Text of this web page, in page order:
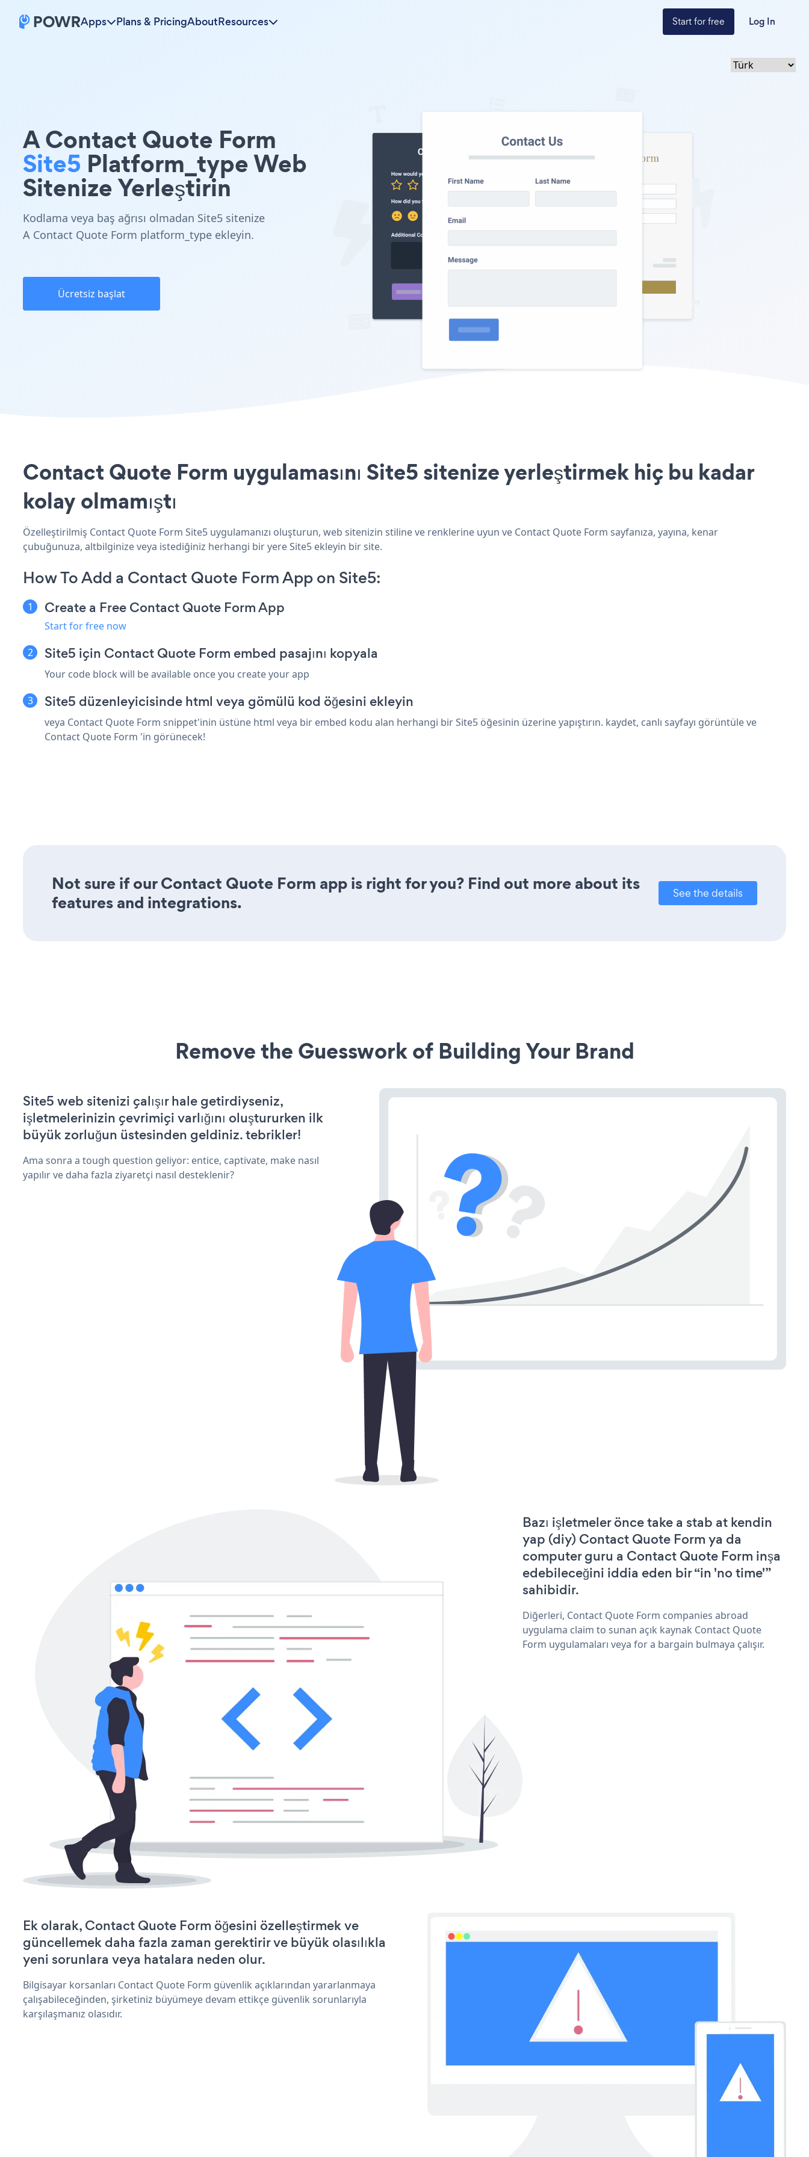
Apps Plans & PricingAboutResources Start for free Log In
A Contact Quote Form
Site5 Platform_type Web
Sitenize Yerleştirin
Kodlama veya baş ağrısı olmadan Site5 sitenize
A Contact Quote Form platform_type ekleyin.
Ücretsiz başlat
Contact Quote Form uygulamasını Site5 sitenize yerleştirmek hiç bu kadar
kolay olmamıştı
Özelleştirilmiş Contact Quote Form Site5 uygulamanızı oluşturun, web sitenizin stiline ve renklerine uyun ve Contact Quote Form sayfanıza, yayına, kenar
çubuğunuza, altbilginize veya istediğiniz herhangi bir yere Site5 ekleyin bir site.
How To Add a Contact Quote Form App on Site5:
Create a Free Contact Quote Form App
Start for free now
Site5 için Contact Quote Form embed pasajını kopyala
Your code block will be available once you create your app
Site5 düzenleyicisinde html veya gömülü kod öğesini ekleyin
veya Contact Quote Form snippet'inin üstüne html veya bir embed kodu alan herhangi bir Site5 öğesinin üzerine yapıştırın. kaydet, canlı sayfayı görüntüle ve
Contact Quote Form 'in görünecek!
Not sure if our Contact Quote Form app is right for you? Find out more about its
features and integrations.
See the details
Remove the Guesswork of Building Your Brand
Site5 web sitenizi çalışır hale getirdiyseniz,
işletmelerinizin çevrimiçi varlığını oluştururken ilk
büyük zorluğun üstesinden geldiniz. tebrikler!
Ama sonra a tough question geliyor: entice, captivate, make nasıl
yapılır ve daha fazla ziyaretçi nasıl desteklenir?
Bazı işletmeler önce take a stab at kendin
yap (diy) Contact Quote Form ya da
computer guru a Contact Quote Form inşa
edebileceğini iddia eden bir “in 'no time'”
sahibidir.
Diğerleri, Contact Quote Form companies abroad
uygulama claim to sunan açık kaynak Contact Quote
Form uygulamaları veya for a bargain bulmaya çalışır.
Ek olarak, Contact Quote Form öğesini özelleştirmek ve
güncellemek daha fazla zaman gerektirir ve büyük olasılıkla
yeni sorunlara veya hatalara neden olur.
Bilgisayar korsanları Contact Quote Form güvenlik açıklarından yararlanmaya
çalışabileceğinden, şirketiniz büyümeye devam ettikçe güvenlik sorunlarıyla
karşılaşmanız olasıdır.